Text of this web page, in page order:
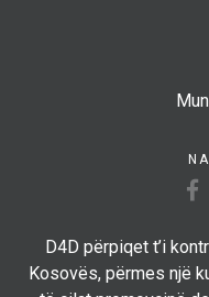
D4D përpiqet t’i
Kosovës, përmes një